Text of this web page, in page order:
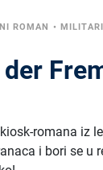
ROMAN •
romana iz
i bori se